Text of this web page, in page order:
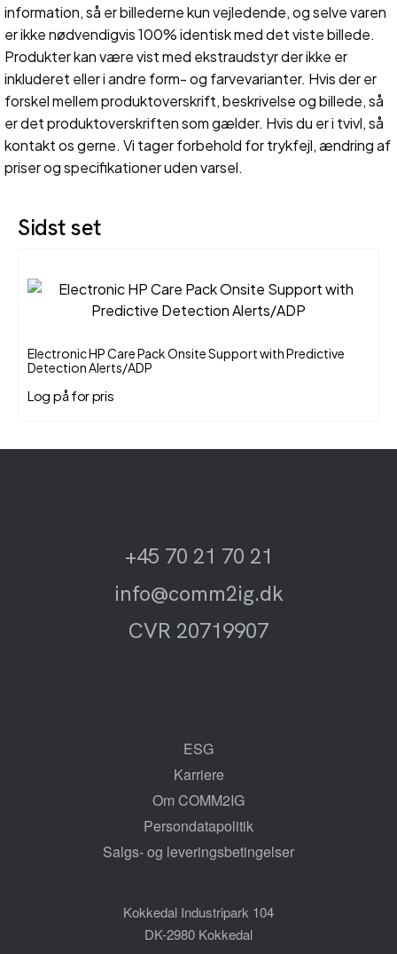
information, så er billederne kun vejledende, og selve varen
er ikke nødvendigvis 100% identisk med det viste billede.
Produkter kan være vist med ekstraudstyr der ikke er
inkluderet eller i andre form- og farvevarianter. Hvis der er
forskel mellem produktoverskrift, beskrivelse og billede, så
er det produktoverskriften som gælder. Hvis du er i tvivl, så
kontakt os gerne. Vi tager forbehold for trykfejl, ændring af
priser og specifikationer uden varsel.
Sidst set
Electronic HP Care Pack Onsite Support with Predictive
Detection Alerts/ADP
Log på for pris
+45 70 21 70 21
info@comm2ig.dk
CVR 20719907
ESG
Karriere
Om COMM2IG
Persondatapolitik
Salgs- og leveringsbetingelser
Kokkedal Industripark 104
DK-2980 Kokkedal